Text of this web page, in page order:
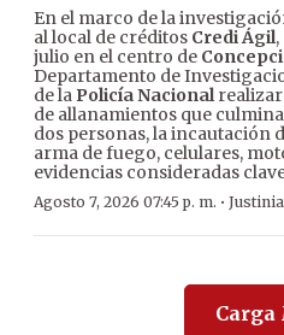
En el marco de la
al local de créditos Credi Ágil,
julio en el centro de
Departamento de
de la Policía Nacional
de allanamientos que
dos personas, la incautación
arma de fuego, celulares,
evidencias consideradas
Agosto 7, 2026 07:45 p. m. ·
Carga